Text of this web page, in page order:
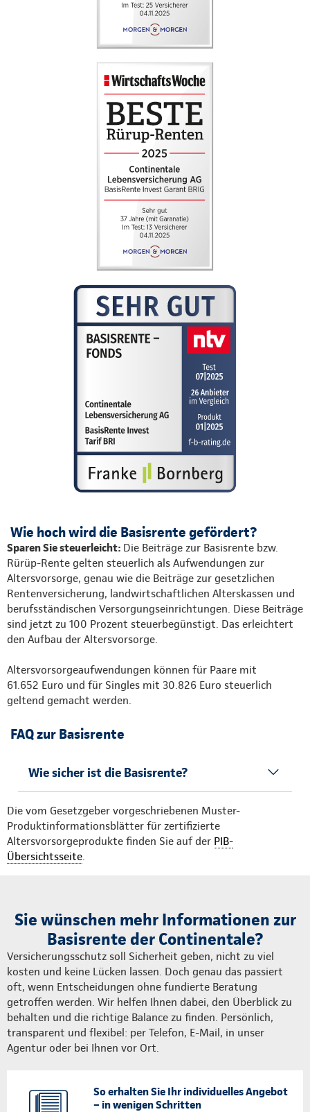
Wie hoch wird die Basisrente gefördert?
Sparen Sie steuerleicht: Die Beiträge zur Basisrente bzw.
Rürüp-Rente gelten steuerlich als Aufwendungen zur
Altersvorsorge, genau wie die Beiträge zur gesetzlichen
Rentenversicherung, landwirtschaftlichen Alterskassen und
berufsständischen Versorgungseinrichtungen. Diese Beiträge
sind jetzt zu 100 Prozent steuerbegünstigt. Das erleichtert
den Aufbau der Altersvorsorge.
Altersvorsorgeaufwendungen können für Paare mit
61.652 Euro und für Singles mit 30.826 Euro steuerlich
geltend gemacht werden.
FAQ zur Basisrente
Wie sicher ist die Basisrente?
Die vom Gesetzgeber vorgeschriebenen Muster-
Produktinformationsblätter für zertifizierte
Altersvorsorgeprodukte finden Sie auf der PIB-
Übersichtsseite
Sie wünschen mehr Informationen zur
Basisrente der Continentale?
Versicherungsschutz soll Sicherheit geben, nicht zu viel
kosten und keine Lücken lassen. Doch genau das passiert
oft, wenn Entscheidungen ohne fundierte Beratung
getroffen werden. Wir helfen Ihnen dabei, den Überblick zu
behalten und die richtige Balance zu finden. Persönlich,
transparent und flexibel: per Telefon, E-Mail, in unser
Agentur oder bei Ihnen vor Ort.
So erhalten Sie Ihr individuelles Angebot
– in wenigen Schritten